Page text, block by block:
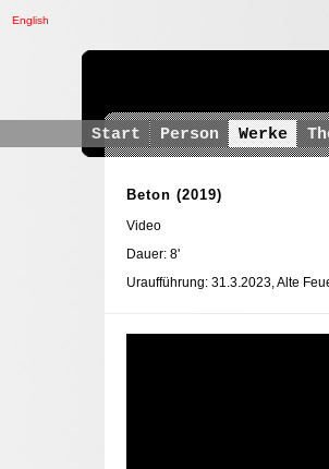
English
Start Person Werke
Beton (2019)
Video
Dauer: 8'
Uraufführung: 31.3.2023, Alte